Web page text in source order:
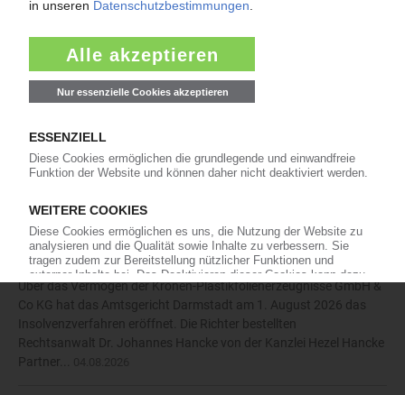
mehr
Insolvenzen
Antrag: Karl Hess GmbH & Co KG
Insolvenzverfahrens beantragt. Das Amtsgericht Siegen bestellte
daraufhin am 27. Juli 2026 den Rechtsanwalt Nikolaos
Antoniadis vom Solinger Büro der Kanzlei Anure zum
Eröffnung: Kronen-Plastikfolienerzeugnisse GmbH & Co
KG
Über das Vermögen der Kronen-Plastikfolienerzeugnisse GmbH &
Co KG hat das Amtsgericht Darmstadt am 1. August 2026 das
Insolvenzverfahren eröffnet. Die Richter bestellten
Rechtsanwalt Dr. Johannes Hancke von der Kanzlei Hezel Hancke
Partner...